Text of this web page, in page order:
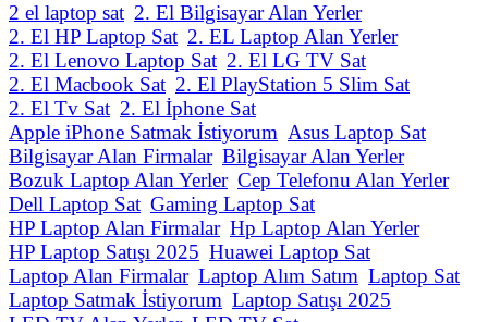
2 el laptop sat 2. El Bilgisayar Alan Yerler
2. El HP Laptop Sat 2. EL Laptop Alan Yerler
2. El Lenovo Laptop Sat 2. El LG TV Sat
2. El Macbook Sat 2. El PlayStation 5 Slim Sat
2. El Tv Sat 2. El İphone Sat
Apple iPhone Satmak İstiyorum Asus Laptop Sat
Bilgisayar Alan Firmalar Bilgisayar Alan Yerler
Bozuk Laptop Alan Yerler Cep Telefonu Alan Yerler
Dell Laptop Sat Gaming Laptop Sat
HP Laptop Alan Firmalar Hp Laptop Alan Yerler
HP Laptop Satışı 2025 Huawei Laptop Sat
Laptop Alan Firmalar Laptop Alım Satım Laptop Sat
Laptop Satmak İstiyorum Laptop Satışı 2025